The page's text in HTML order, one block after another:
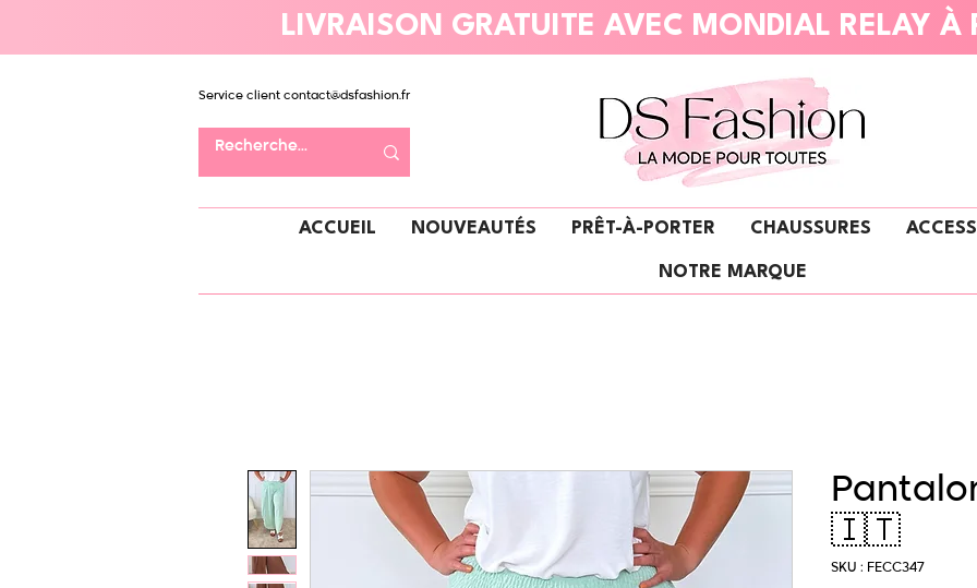
LIVRAISON GRATUITE AVEC MONDIAL RELAY À
Service client contact@dsfashion.fr
ACCUEIL NOUVEAUTÉS PRÊT-À-PORTER CHAUSSURES
NOTRE MARQUE
🇮🇹
SKU : FECC347